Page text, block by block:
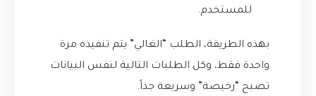
للمستخدم.
بهذه الطريقة، الطلب “الغالي” يتم تنفيذه مرة
واحدة فقط، وكل الطلبات التالية لنفس البيانات
تصبح “رخيصة” وسريعة جداً.